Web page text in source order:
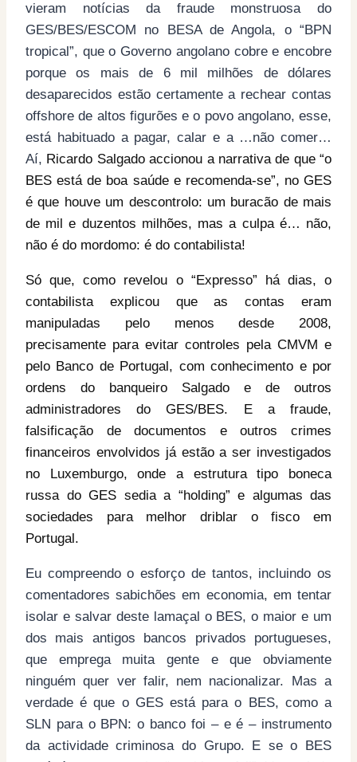
vieram notícias da fraude monstruosa do
GES/BES/ESCOM no BESA de Angola, o “BPN
tropical”, que o Governo angolano cobre e encobre
porque os mais de 6 mil milhões de dólares
desaparecidos estão certamente a rechear contas
offshore de altos figurões e o povo angolano, esse,
está habituado a pagar, calar e a …não comer…
Aí, Ricardo Salgado accionou a narrativa de que “o
BES está de boa saúde e recomenda-se”, no GES
é que houve um descontrolo: um buracão de mais
de mil e duzentos milhões, mas a culpa é… não,
não é do mordomo: é do contabilista!
Só que, como revelou o “Expresso” há dias, o
contabilista explicou que as contas eram
manipuladas pelo menos desde 2008,
precisamente para evitar controles pela CMVM e
pelo Banco de Portugal, com conhecimento e por
ordens do banqueiro Salgado e de outros
administradores do GES/BES. E a fraude,
falsificação de documentos e outros crimes
financeiros envolvidos já estão a ser investigados
no Luxemburgo, onde a estrutura tipo boneca
russa do GES sedia a “holding” e algumas das
sociedades para melhor driblar o fisco em
Portugal.
Eu compreendo o esforço de tantos, incluindo os
comentadores sabichões em economia, em tentar
isolar e salvar deste lamaçal o BES, o maior e um
dos mais antigos bancos privados portugueses,
que emprega muita gente e que obviamente
ninguém quer ver falir, nem nacionalizar. Mas a
verdade é que o GES está para o BES, como a
SLN para o BPN: o banco foi – e é – instrumento
da actividade criminosa do Grupo. E se o BES